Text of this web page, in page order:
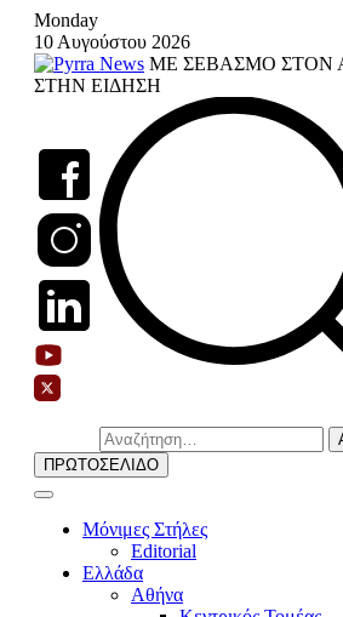
Skip
content
Monday
10 Αυγούστου 2026
ΜΕ ΣΕΒΑΣΜΟ ΣΤΟΝ
ΣΤΗΝ ΕΙΔΗΣΗ
Αναζήτηση
για:
ΠΡΩΤΟΣΕΛΙΔΟ
Μόνιμες Στήλες
Editorial
Ελλάδα
Αθήνα